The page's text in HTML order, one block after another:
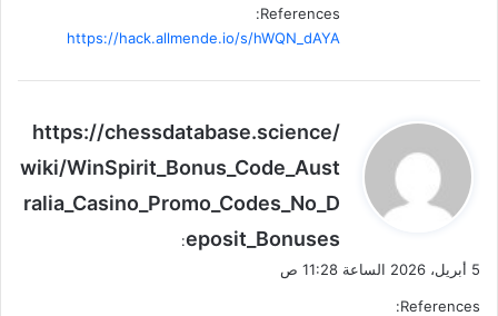
References:
https://hack.allmende.io/s/hWQN_dAYA
ي
و
ل
https://chessdatabase.science/
wiki/WinSpirit_Bonus_Code_Aust
ralia_Casino_Promo_Codes_No_D
eposit_Bonuses
:
5 أبريل، 2026 الساعة 11:28 ص
References: